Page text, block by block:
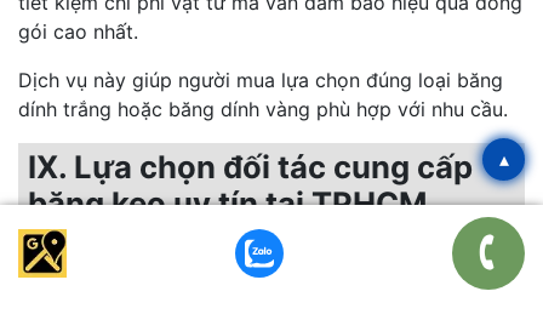
gói cao nhất.
Dịch vụ này giúp người mua lựa chọn đúng loại băng
dính trắng hoặc băng dính vàng phù hợp với nhu cầu.
IX. Lựa chọn đối tác cung cấp
băng keo uy tín tại TPHCM
Trong thị trường vật tư đóng gói hỗn loạn về chất
lượng, Văn Phòng Phẩm Ba Nhất định vị mình là đối tác
▴